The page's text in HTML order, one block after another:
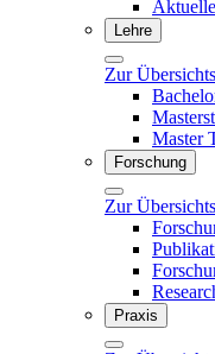
Lehre
Zur
Master
Forschung
Zur
Praxis